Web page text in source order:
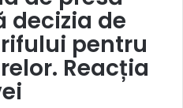
de
pentru
Reacția